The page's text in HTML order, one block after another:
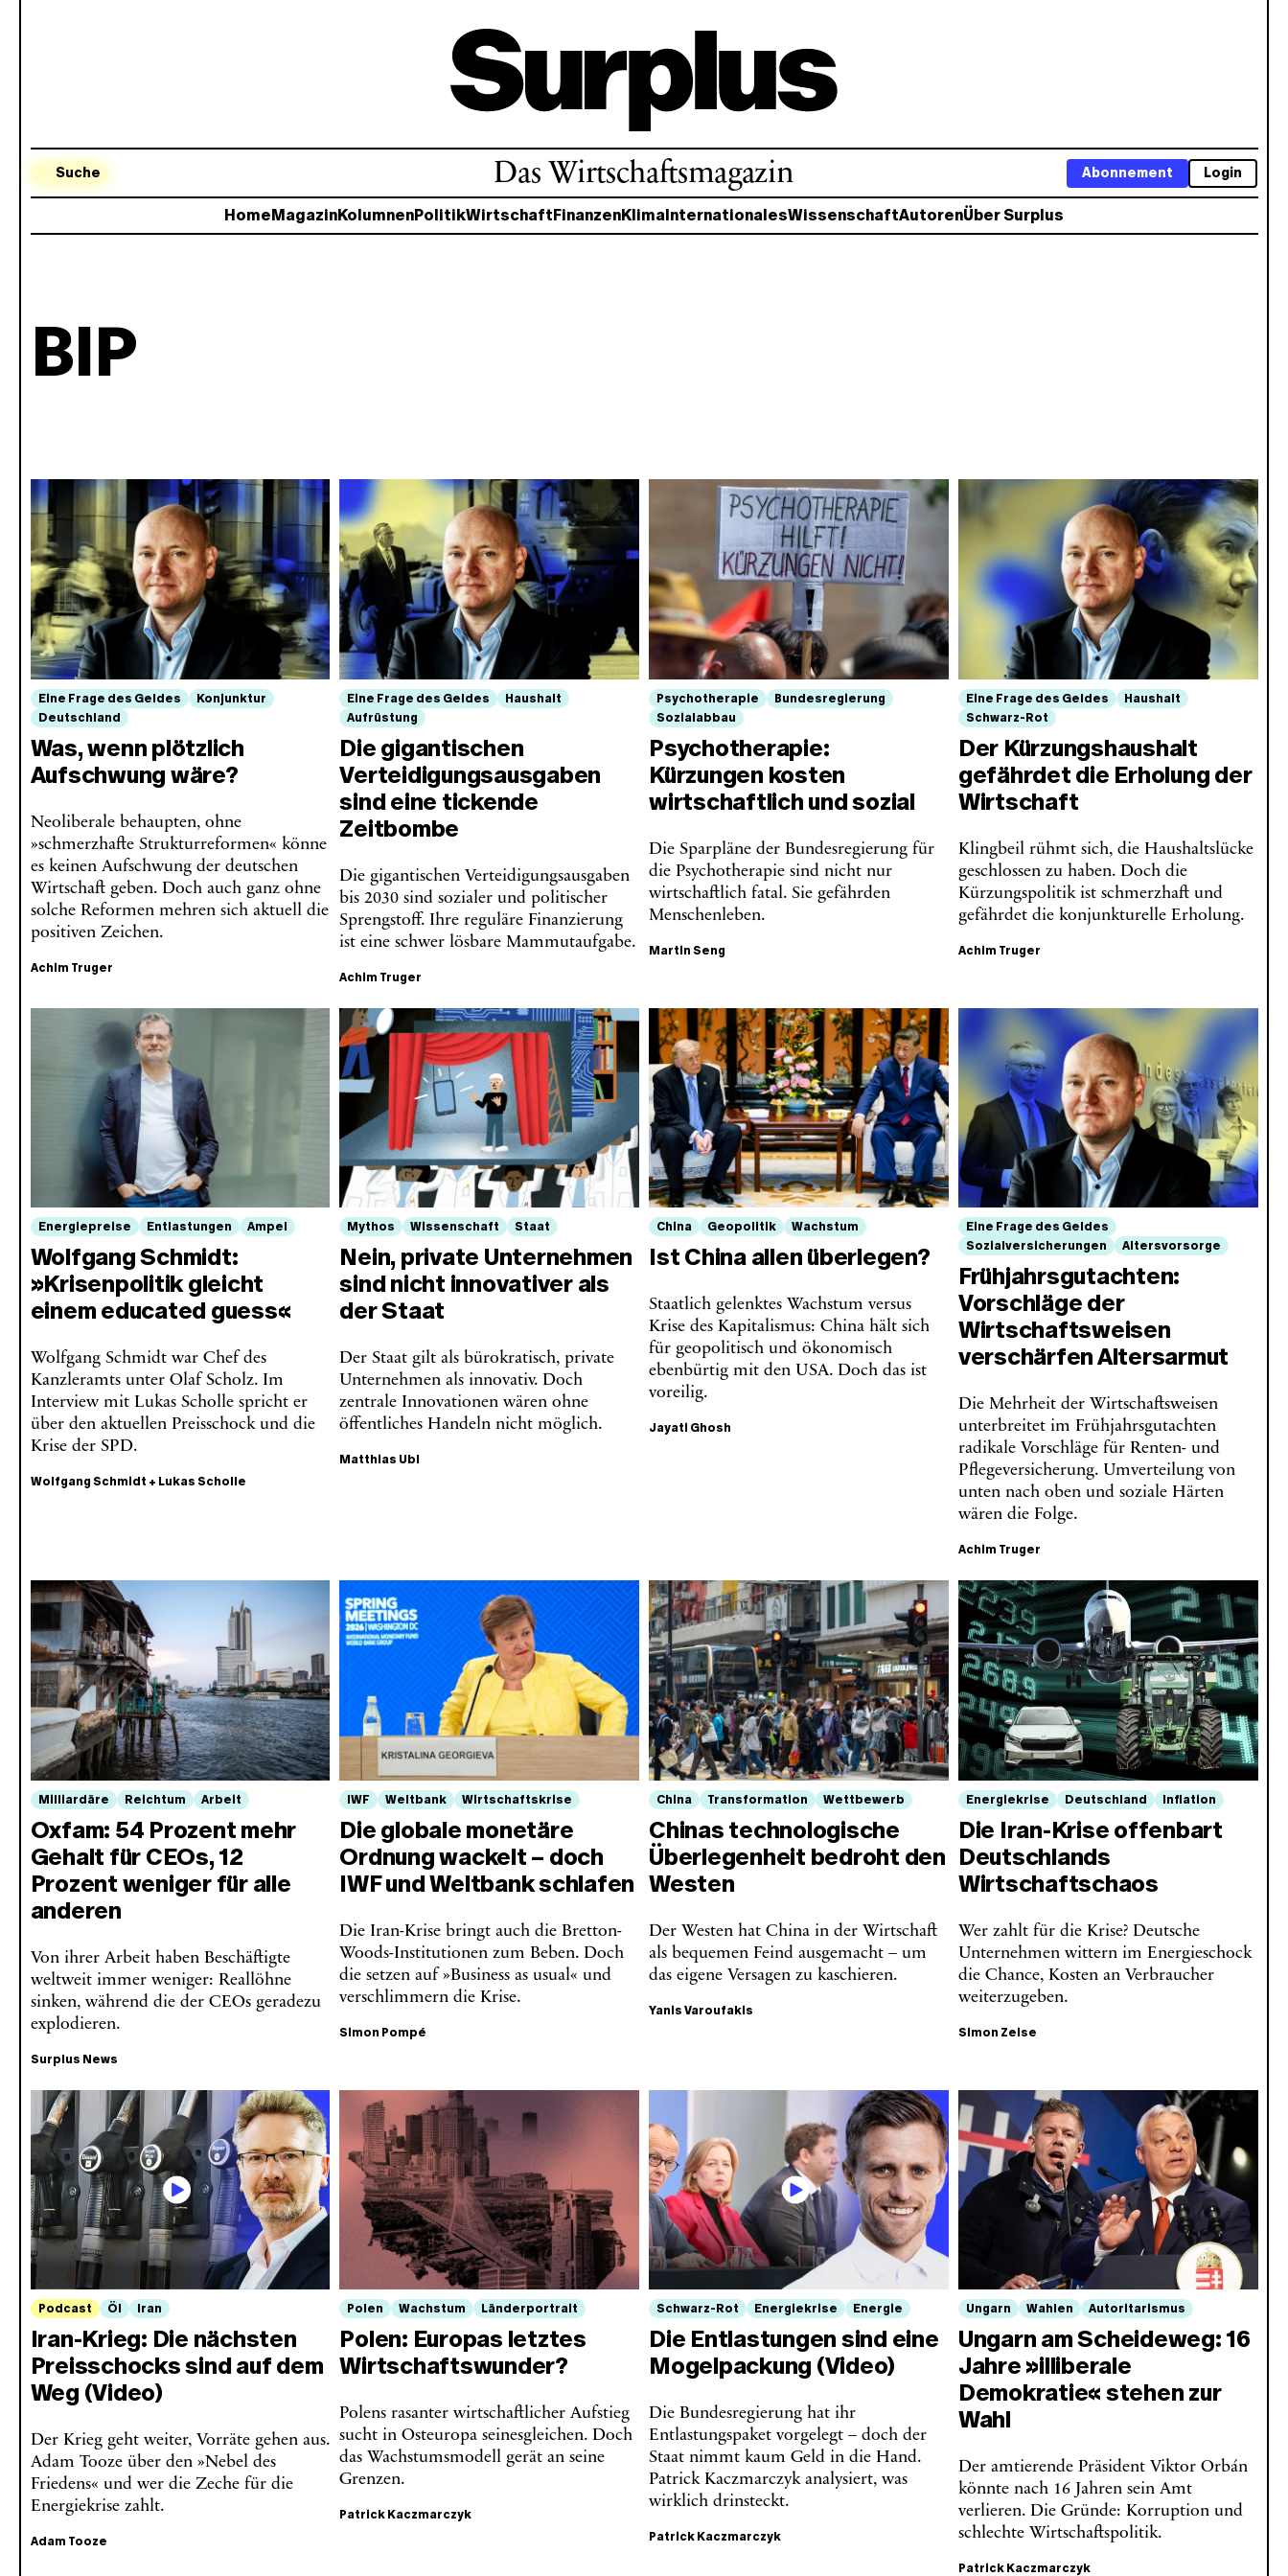
Suche Das Wirtschaftsmagazin Login
Abonnement
HomeMagazinKolumnenPolitikWirtschaftFinanzenKlimaInternationalesWissenschaftAutorenÜber Surplus
BIP
Eine Frage des Geldes
Konjunktur
Deutschland
Was, wenn plötzlich
Aufschwung wäre?
Neoliberale behaupten, ohne
»schmerzhafte Strukturreformen« könne
es keinen Aufschwung der deutschen
Wirtschaft geben. Doch auch ganz ohne
solche Reformen mehren sich aktuell die
positiven Zeichen.
Achim Truger
Eine Frage des Geldes
Haushalt
Aufrüstung
Die gigantischen
Verteidigungsausgaben
sind eine tickende
Zeitbombe
Die gigantischen Verteidigungsausgaben
bis 2030 sind sozialer und politischer
Sprengstoff. Ihre reguläre Finanzierung
ist eine schwer lösbare Mammutaufgabe.
Achim Truger
Psychotherapie
Bundesregierung
Sozialabbau
Psychotherapie:
Kürzungen kosten
wirtschaftlich und sozial
Die Sparpläne der Bundesregierung für
die Psychotherapie sind nicht nur
wirtschaftlich fatal. Sie gefährden
Menschenleben.
Martin Seng
Eine Frage des Geldes
Haushalt
Schwarz-Rot
Der Kürzungshaushalt
gefährdet die Erholung der
Wirtschaft
Klingbeil rühmt sich, die Haushaltslücke
geschlossen zu haben. Doch die
Kürzungspolitik ist schmerzhaft und
gefährdet die konjunkturelle Erholung.
Achim Truger
Energiepreise Entlastungen Ampel
Wolfgang Schmidt:
»Krisenpolitik gleicht
einem educated guess«
Wolfgang Schmidt war Chef des
Kanzleramts unter Olaf Scholz. Im
Interview mit Lukas Scholle spricht er
über den aktuellen Preisschock und die
Krise der SPD.
Wolfgang Schmidt + Lukas Scholle
Mythos Wissenschaft Staat
Nein, private Unternehmen
sind nicht innovativer als
der Staat
Der Staat gilt als bürokratisch, private
Unternehmen als innovativ. Doch
zentrale Innovationen wären ohne
öffentliches Handeln nicht möglich.
Matthias Ubl
China Geopolitik Wachstum
Ist China allen überlegen?
Staatlich gelenktes Wachstum versus
Krise des Kapitalismus: China hält sich
für geopolitisch und ökonomisch
ebenbürtig mit den USA. Doch das ist
voreilig.
Jayati Ghosh
Eine Frage des Geldes
Sozialversicherungen
Altersvorsorge
Frühjahrsgutachten:
Vorschläge der
Wirtschaftsweisen
verschärfen Altersarmut
Die Mehrheit der Wirtschaftsweisen
unterbreitet im Frühjahrsgutachten
radikale Vorschläge für Renten- und
Pflegeversicherung. Umverteilung von
unten nach oben und soziale Härten
wären die Folge.
Achim Truger
Milliardäre Reichtum Arbeit
Oxfam: 54 Prozent mehr
Gehalt für CEOs, 12
Prozent weniger für alle
anderen
Von ihrer Arbeit haben Beschäftigte
weltweit immer weniger: Reallöhne
sinken, während die der CEOs geradezu
explodieren.
Surplus News
IWF Weltbank Wirtschaftskrise
Die globale monetäre
Ordnung wackelt – doch
IWF und Weltbank schlafen
Die Iran-Krise bringt auch die Bretton-
Woods-Institutionen zum Beben. Doch
die setzen auf »Business as usual« und
verschlimmern die Krise.
Simon Pompé
China Transformation Wettbewerb
Chinas technologische
Überlegenheit bedroht den
Westen
Der Westen hat China in der Wirtschaft
als bequemen Feind ausgemacht – um
das eigene Versagen zu kaschieren.
Yanis Varoufakis
Energiekrise Deutschland Inflation
Die Iran-Krise offenbart
Deutschlands
Wirtschaftschaos
Wer zahlt für die Krise? Deutsche
Unternehmen wittern im Energieschock
die Chance, Kosten an Verbraucher
weiterzugeben.
Simon Zeise
Podcast Öl Iran
Iran-Krieg: Die nächsten
Preisschocks sind auf dem
Weg (Video)
Der Krieg geht weiter, Vorräte gehen aus.
Adam Tooze über den »Nebel des
Friedens« und wer die Zeche für die
Energiekrise zahlt.
Adam Tooze
Polen Wachstum Länderportrait
Polen: Europas letztes
Wirtschaftswunder?
Polens rasanter wirtschaftlicher Aufstieg
sucht in Osteuropa seinesgleichen. Doch
das Wachstumsmodell gerät an seine
Grenzen.
Patrick Kaczmarczyk
Schwarz-Rot Energiekrise Energie
Die Entlastungen sind eine
Mogelpackung (Video)
Die Bundesregierung hat ihr
Entlastungspaket vorgelegt – doch der
Staat nimmt kaum Geld in die Hand.
Patrick Kaczmarczyk analysiert, was
wirklich drinsteckt.
Patrick Kaczmarczyk
Ungarn Wahlen Autoritarismus
Ungarn am Scheideweg: 16
Jahre »illiberale
Demokratie« stehen zur
Wahl
Der amtierende Präsident Viktor Orbán
könnte nach 16 Jahren sein Amt
verlieren. Die Gründe: Korruption und
schlechte Wirtschaftspolitik.
Patrick Kaczmarczyk